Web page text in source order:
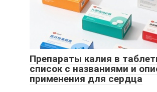
Препараты калия в
список с названиями и
применения для сердца